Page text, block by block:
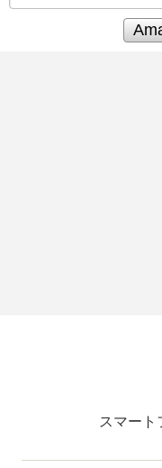
スマート